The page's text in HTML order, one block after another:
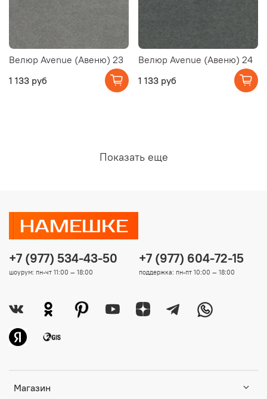
Велюр Avenue (Авеню) 23
1 133 руб
Велюр Avenue (Авеню) 24
1 133 руб
Показать еще
Магазин
+7 (977) 534-43-50
шоурум: пн-чт 11:00 — 18:00
+7 (977) 604-72-15
поддержка: пн-пт 10:00 — 18:00